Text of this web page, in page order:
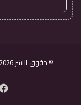
© حقوق النشر 2026، جميع الحقوق محفوظة |